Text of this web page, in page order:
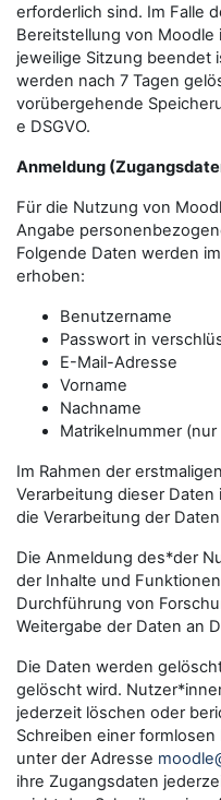
erforderlich sind. Im Falle
Bereitstellung von Moodle
jeweilige Sitzung beendet
werden nach 7 Tagen
vorübergehende
e DSGVO.
Anmeldung
Für die Nutzung von
Angabe
Folgende Daten werden
erhoben:
Benutzername
Passwort in
E-Mail-Adresse
Vorname
Nachname
Matrikelnummer
Im Rahmen der
Verarbeitung dieser
die Verarbeitung der
Die Anmeldung des*der
der Inhalte und
Durchführung von
Weitergabe der Daten an
Die Daten werden
gelöscht wird.
jederzeit löschen oder
Schreiben einer
unter der Adresse
ihre Zugangsdaten